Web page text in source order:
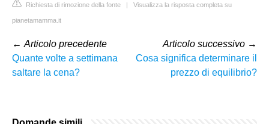
Richiesta di rimozione della fonte | Visualizza la risposta completa su
pianetamamma.it
← Articolo precedente
Quante volte a settimana
saltare la cena?
Articolo successivo →
Cosa significa determinare il
prezzo di equilibrio?